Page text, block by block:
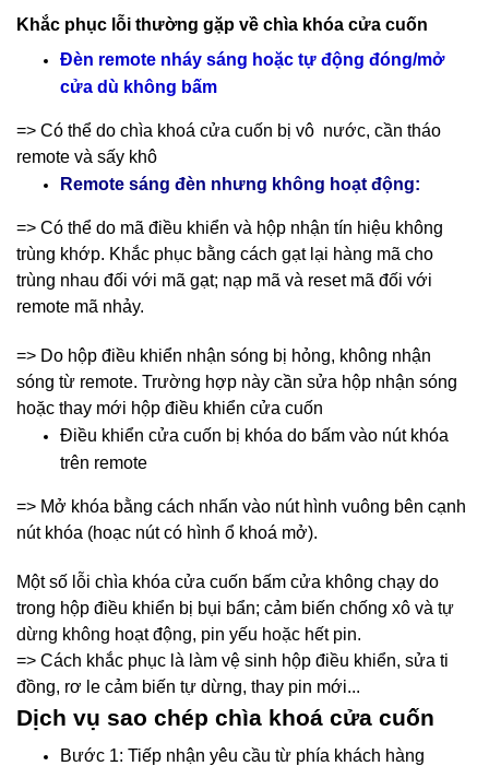
Khắc phục lỗi thường gặp về chìa khóa cửa cuốn
Đèn remote nháy sáng hoặc tự động đóng/mở
cửa dù không bấm
=> Có thể do chìa khoá cửa cuốn bị vô nước, cần tháo
remote và sấy khô
Remote sáng đèn nhưng không hoạt động:
=> Có thể do mã điều khiển và hộp nhận tín hiệu không
trùng khớp. Khắc phục bằng cách gạt lại hàng mã cho
trùng nhau đối với mã gạt; nạp mã và reset mã đối với
remote mã nhảy.
=> Do hộp điều khiển nhận sóng bị hỏng, không nhận
sóng từ remote. Trường hợp này cần sửa hộp nhận sóng
hoặc thay mới hộp điều khiển cửa cuốn
Điều khiển cửa cuốn bị khóa do bấm vào nút khóa
trên remote
=> Mở khóa bằng cách nhấn vào nút hình vuông bên cạnh
nút khóa (hoạc nút có hình ổ khoá mở).
Một số lỗi chìa khóa cửa cuốn bấm cửa không chạy do
trong hộp điều khiển bị bụi bẩn; cảm biến chống xô và tự
dừng không hoạt động, pin yếu hoặc hết pin.
=> Cách khắc phục là làm vệ sinh hộp điều khiển, sửa ti
đồng, rơ le cảm biến tự dừng, thay pin mới...
Dịch vụ sao chép chìa khoá cửa cuốn
Bước 1: Tiếp nhận yêu cầu từ phía khách hàng